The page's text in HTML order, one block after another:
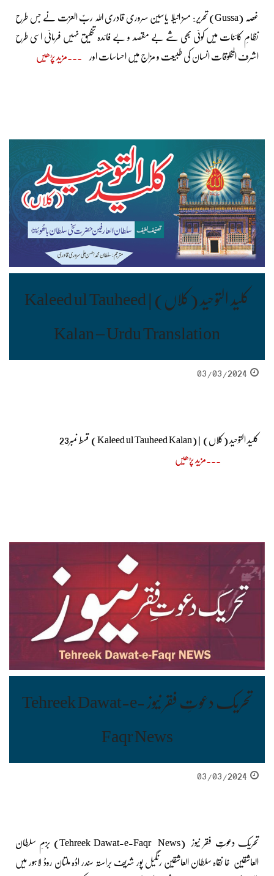
غصہ (Gussa) تحریر: مسز انیلا یاسین سروری قادری اللہ ربّ العزت نے جس طرح
نظامِ کائنات میں کوئی بھی شے بے مقصد و بے فائدہ تخلیق نہیں فرمائی اسی طرح
اشرف المخلوقات انسان کی طبیعت و مزاج میں احساسات اور مزید پڑھیں
کلید التوحید (کلاں) | Kaleed ul Tauheed
Kalan – Urdu Translation
03/03/2024
کلید التوحید (کلاں) | (Kaleed ul Tauheed Kalan) قسط نمبر23
مزید پڑھیں
تحریک دعوتِ فقر نیوز Tehreek Dawat-e-
Faqr News
03/03/2024
تحریک دعوتِ فقر نیوز (Tehreek Dawat-e-Faqr News) بزمِ سلطان
العاشقین خا نقاہ سلطان العاشقین رنگیل پور شریف براستہ سندر اڈہ ملتان روڈ لاہور میں